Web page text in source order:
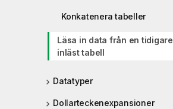
Konkatenera tabeller
Läsa in data från en tidigare
inläst tabell
Datatyper
Dollarteckenexpansioner